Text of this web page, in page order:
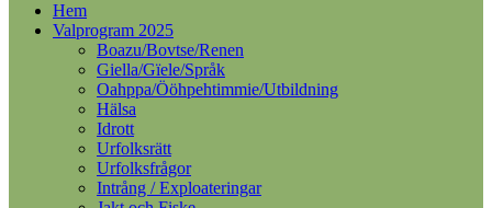
Hem
Valprogram 2025
Boazu/Bovtse/Renen
Giella/Gïele/Språk
Oahppa/Ööhpehtimmie/Utbildning
Hälsa
Idrott
Urfolksrätt
Urfolksfrågor
Intrång / Exploateringar